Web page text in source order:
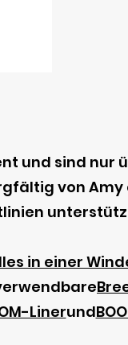
und sind nur
von
in einer
Linerund